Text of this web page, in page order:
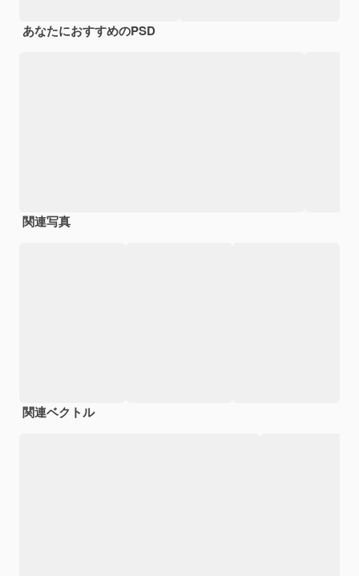
あなたにおすすめのPSD
関連写真
関連ベクトル